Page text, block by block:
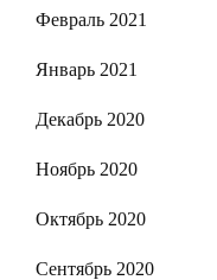
Февраль 2021
Январь 2021
Декабрь 2020
Ноябрь 2020
Октябрь 2020
Сентябрь 2020